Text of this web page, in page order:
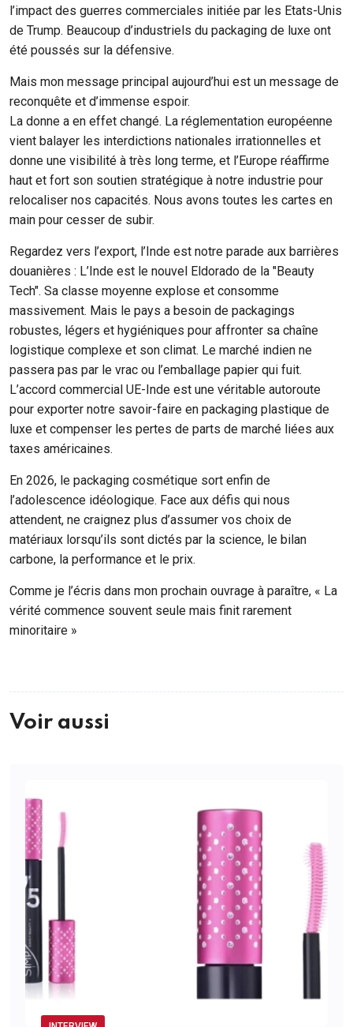
l’impact des guerres commerciales initiée par les Etats-Unis
de Trump. Beaucoup d’industriels du packaging de luxe ont
été poussés sur la défensive.
Mais mon message principal aujourd’hui est un message de
reconquête et d’immense espoir.
La donne a en effet changé. La réglementation européenne
vient balayer les interdictions nationales irrationnelles et
donne une visibilité à très long terme, et l’Europe réaffirme
haut et fort son soutien stratégique à notre industrie pour
relocaliser nos capacités. Nous avons toutes les cartes en
main pour cesser de subir.
Regardez vers l’export, l’Inde est notre parade aux barrières
douanières : L’Inde est le nouvel Eldorado de la "Beauty
Tech". Sa classe moyenne explose et consomme
massivement. Mais le pays a besoin de packagings
robustes, légers et hygiéniques pour affronter sa chaîne
logistique complexe et son climat. Le marché indien ne
passera pas par le vrac ou l’emballage papier qui fuit.
L’accord commercial UE-Inde est une véritable autoroute
pour exporter notre savoir-faire en packaging plastique de
luxe et compenser les pertes de parts de marché liées aux
taxes américaines.
En 2026, le packaging cosmétique sort enfin de
l’adolescence idéologique. Face aux défis qui nous
attendent, ne craignez plus d’assumer vos choix de
matériaux lorsqu’ils sont dictés par la science, le bilan
carbone, la performance et le prix.
Comme je l’écris dans mon prochain ouvrage à paraître, « La
vérité commence souvent seule mais finit rarement
minoritaire »
Voir aussi